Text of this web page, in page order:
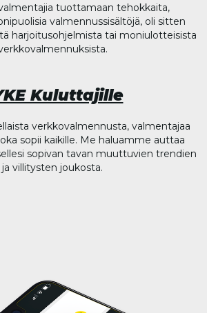
tuottamaan tehokkaita,
valmennussisältöjä, oli sitten
harjoitusohjelmista tai moniulotteisista
Kuluttajille
verkkovalmennusta, valmentajaa
sopii kaikille. Me haluamme auttaa
sopivan tavan muuttuvien trendien
ja villitysten joukosta.